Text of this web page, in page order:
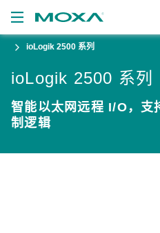
品
决方案
持
ioLogik 2500 系列
ioLogik 2500 系列
智能以太网远程 I/O，
制逻辑
查看询价